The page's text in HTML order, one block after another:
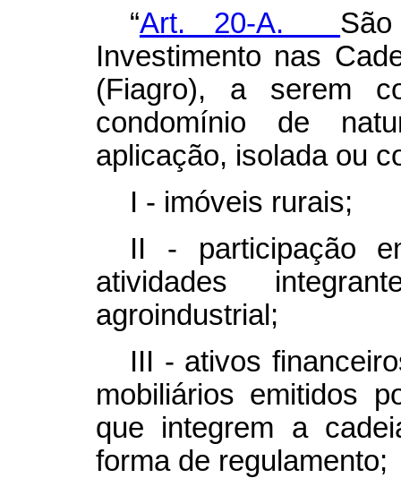
“Art. 20-A.
Investimento nas
(Fiagro), a serem
condomínio de
aplicação, isolada ou
I - imóveis rurais;
II - participação
atividades
agroindustrial;
III - ativos
mobiliários emitidos
que integrem a
forma de regulamento;